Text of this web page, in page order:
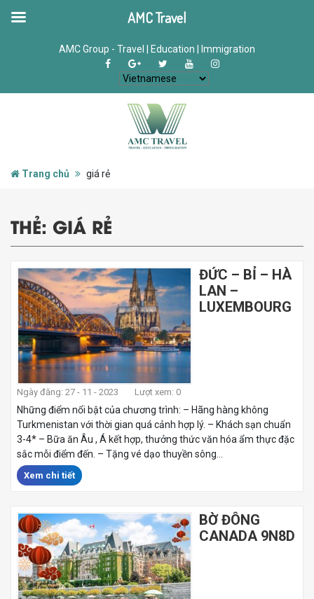
AMC Group - Travel | Education | Immigration
Trang chủ giá rẻ
THẺ: GIÁ RẺ
ĐỨC – BỈ – HÀ
LAN –
LUXEMBOURG
Ngày đăng: 27 - 11 - 2023 Lượt xem: 0
Những điểm nổi bật của chương trình: – Hãng hàng không
Turkmenistan với thời gian quá cảnh hợp lý. – Khách sạn chuẩn
3-4* – Bữa ăn Âu , Á kết hợp, thưởng thức văn hóa ẩm thực đặc
sắc mỗi điểm đến. – Tặng vé dạo thuyền sông...
Xem chi tiết
BỜ ĐÔNG
CANADA 9N8D
AMC Travel